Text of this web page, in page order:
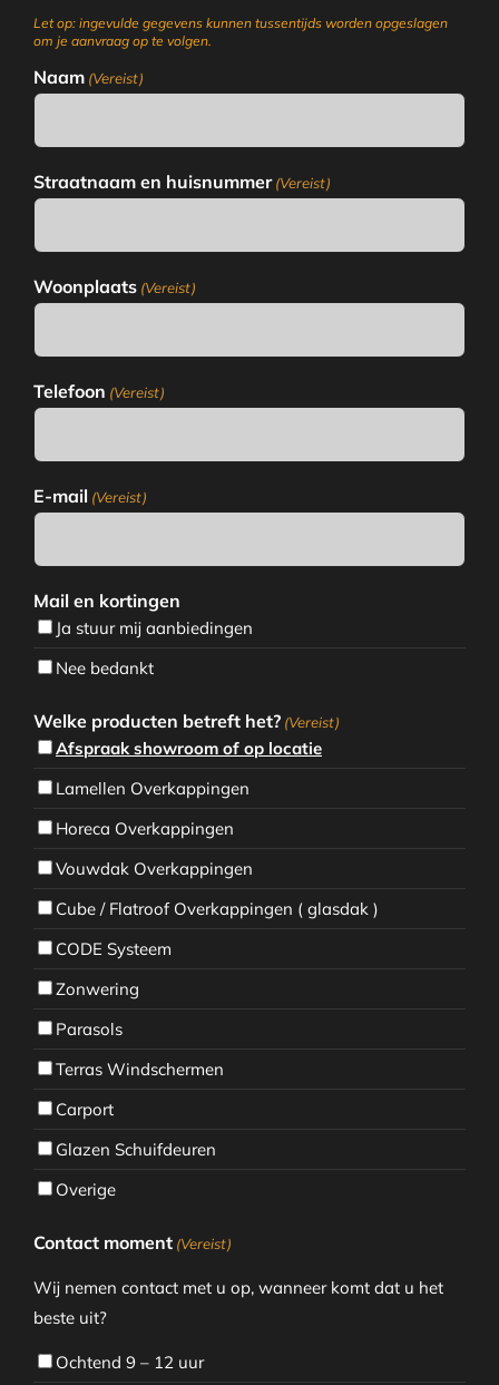
Let op: ingevulde gegevens kunnen tussentijds worden opgeslagen
om je aanvraag op te volgen.
Naam (Vereist)
Straatnaam en huisnummer (Vereist)
Woonplaats (Vereist)
Telefoon (Vereist)
E-mail (Vereist)
Mail en kortingen
Ja stuur mij aanbiedingen
Nee bedankt
Welke producten betreft het? (Vereist)
Afspraak showroom of op locatie
Lamellen Overkappingen
Horeca Overkappingen
Vouwdak Overkappingen
Cube / Flatroof Overkappingen ( glasdak )
CODE Systeem
Zonwering
Parasols
Terras Windschermen
Carport
Glazen Schuifdeuren
Overige
Contact moment (Vereist)
Wij nemen contact met u op, wanneer komt dat u het
beste uit?
Ochtend 9 – 12 uur